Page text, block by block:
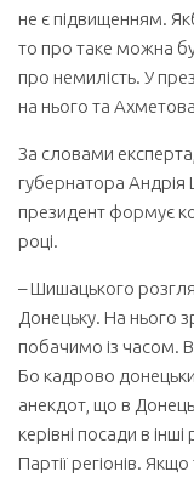
не є підвищенням.
то про таке можна
про немилість. У
на нього та
За словами
губернатора Андрія
президент формує
році.
– Шишацького
Донецьку. На нього
побачимо із часом.
Бо кадрово
анекдот, що в
керівні посади в
Партії регіонів.